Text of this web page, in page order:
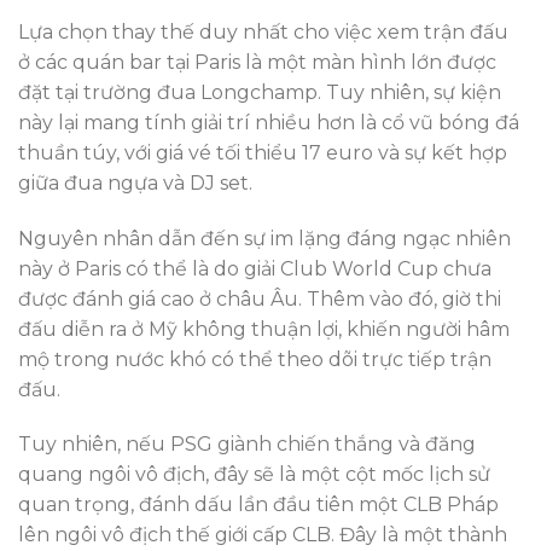
Lựa chọn thay thế duy nhất cho việc xem trận đấu
ở các quán bar tại Paris là một màn hình lớn được
đặt tại trường đua Longchamp. Tuy nhiên, sự kiện
này lại mang tính giải trí nhiều hơn là cổ vũ bóng đá
thuần túy, với giá vé tối thiểu 17 euro và sự kết hợp
giữa đua ngựa và DJ set.
Nguyên nhân dẫn đến sự im lặng đáng ngạc nhiên
này ở Paris có thể là do giải Club World Cup chưa
được đánh giá cao ở châu Âu. Thêm vào đó, giờ thi
đấu diễn ra ở Mỹ không thuận lợi, khiến người hâm
mộ trong nước khó có thể theo dõi trực tiếp trận
đấu.
Tuy nhiên, nếu PSG giành chiến thắng và đăng
quang ngôi vô địch, đây sẽ là một cột mốc lịch sử
quan trọng, đánh dấu lần đầu tiên một CLB Pháp
lên ngôi vô địch thế giới cấp CLB. Đây là một thành